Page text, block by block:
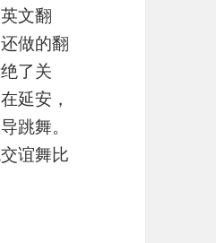
文翻
做的翻
了关
延安，
跳舞。
谊舞比